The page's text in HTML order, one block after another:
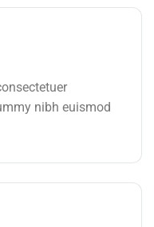
nibh euismod